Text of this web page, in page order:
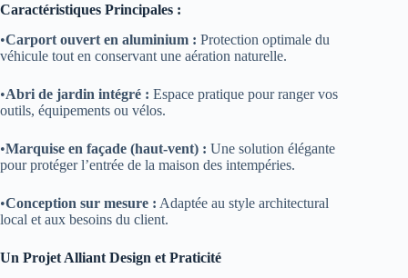
Caractéristiques Principales :
•Carport ouvert en aluminium : Protection optimale du
véhicule tout en conservant une aération naturelle.
•Abri de jardin intégré : Espace pratique pour ranger vos
outils, équipements ou vélos.
•Marquise en façade (haut-vent) : Une solution élégante
pour protéger l’entrée de la maison des intempéries.
•Conception sur mesure : Adaptée au style architectural
local et aux besoins du client.
Un Projet Alliant Design et Praticité